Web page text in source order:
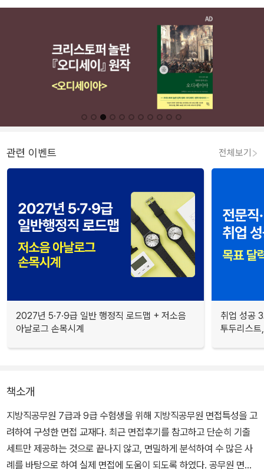
관련 이벤트 전체보기
2027년 5·7·9급 일반 행정직 로드맵 + 저소음
아날로그 손목시계
취업 성공
투두리스
책소개
지방직공무원 7급과 9급 수험생을 위해 지방직공무원 면접특성을 고
려하여 구성한 면접 교재다. 최근 면접후기를 참고하고 단순히 기출
세트만 제공하는 것으로 끝나지 않고, 면밀하게 분석하여 수 많은 사
례를 바탕으로 하여 실제 면접에 도움이 되도록 하였다. 공무원 면접